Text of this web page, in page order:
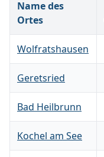
Name des
Ortes
Wolfratshausen
Geretsried
Bad Heilbrunn
Kochel am See